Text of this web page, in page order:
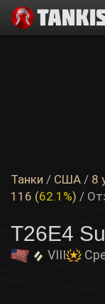
Танки / США / 8
116 (62.1%) /
T26E4
VIII